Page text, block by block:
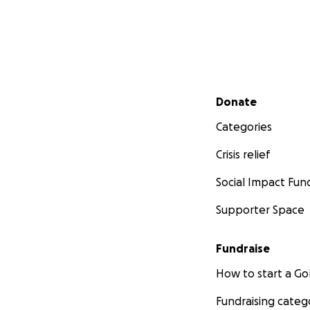
Secondary menu
Donate
Categories
Crisis relief
Social Impact
Supporter Space
Fundraise
How to start a
Fundraising